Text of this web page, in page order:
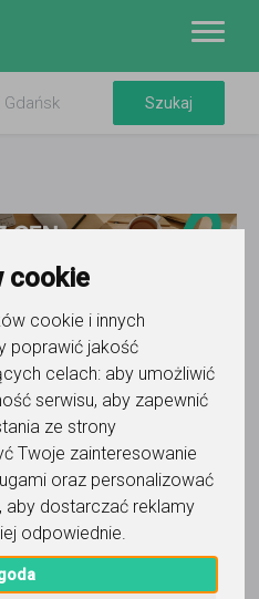
cookie
cookie i innych
poprawić jakość
celach: aby umożliwić
serwisu, aby zapewnić
ze strony
Twoje zainteresowanie
oraz personalizować
, aby dostarczać reklamy
odpowiednie